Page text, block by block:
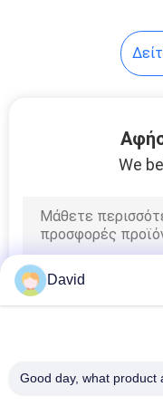
Υλικό
We
David
Good day, what product